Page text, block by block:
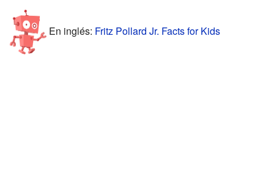
En inglés: Fritz Pollard Jr. Facts for Kids